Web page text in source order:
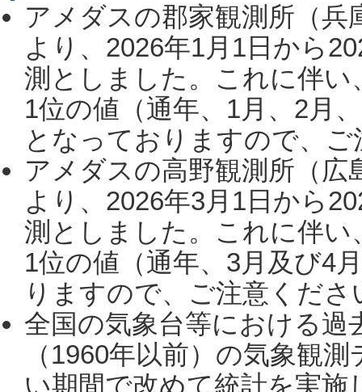
アメダスの郡家観測所（
より、2026年1月1日から
測としました。これに伴い
1位の値（通年、1月、2月
となっておりますので、
アメダスの高野観測所（
より、2026年3月1日から
測としました。これに伴い
1位の値（通年、3月及び4
りますので、ご注意くだ
全国の気象台等における過
（1960年以前）の気象観
い期間で改めて統計を実